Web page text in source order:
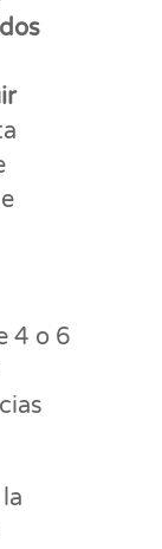
4 o 6